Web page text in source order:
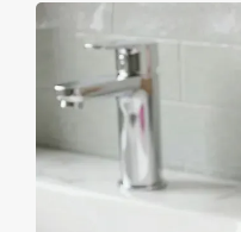
Hogar
Cuisine
Juguetería